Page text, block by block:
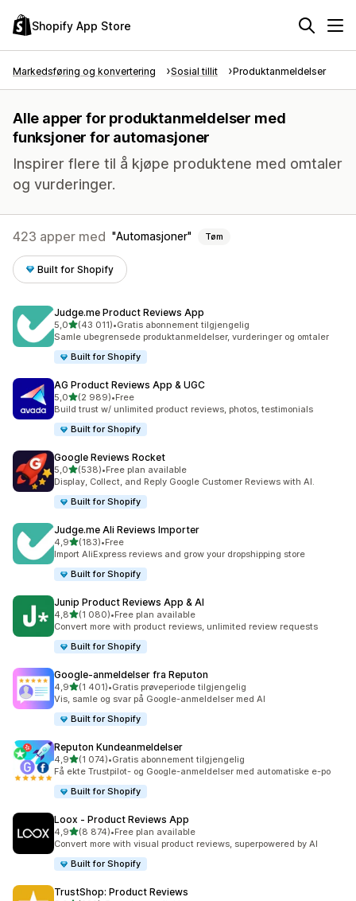
Shopify App Store
Markedsføring og konvertering Sosial tillit Produktanmeldelser
Alle apper for produktanmeldelser med
funksjoner for automasjoner
Inspirer flere til å kjøpe produktene med omtaler
og vurderinger.
423 apper med Automasjoner Tøm
Built for Shopify
Judge.me Product Reviews App
5,0av 5 stjerner
(43 011)
Totalt 43011 omtaler
•Gratis abonnement tilgjengelig
Samle ubegrensede produktanmeldelser, vurderinger og omtaler
Built for Shopify
AG Product Reviews App & UGC
5,0av 5 stjerner
(2 989)
Totalt 2989 omtaler
•Free
Build trust w/ unlimited product reviews, photos, testimonials
Built for Shopify
Google Reviews Rocket
5,0av 5 stjerner
(538)
Totalt 538 omtaler
•Free plan available
Display, Collect, and Reply Google Customer Reviews with AI.
Built for Shopify
Judge.me Ali Reviews Importer
4,9av 5 stjerner
(183)
Totalt 183 omtaler
•Free
Import AliExpress reviews and grow your dropshipping store
Built for Shopify
Junip Product Reviews App & AI
4,8av 5 stjerner
(1 080)
Totalt 1080 omtaler
•Free plan available
Convert more with product reviews, unlimited review requests
Built for Shopify
Google‑anmeldelser fra Reputon
4,9av 5 stjerner
(1 401)
Totalt 1401 omtaler
•Gratis prøveperiode tilgjengelig
Vis, samle og svar på Google-anmeldelser med AI
Built for Shopify
Reputon Kundeanmeldelser
4,9av 5 stjerner
(1 074)
Totalt 1074 omtaler
•Gratis abonnement tilgjengelig
Få ekte Trustpilot- og Google-anmeldelser med automatiske e-po
Built for Shopify
Loox ‑ Product Reviews App
4,9av 5 stjerner
(8 874)
Totalt 8874 omtaler
•Free plan available
Convert more with visual product reviews, superpowered by AI
Built for Shopify
TrustShop: Product Reviews